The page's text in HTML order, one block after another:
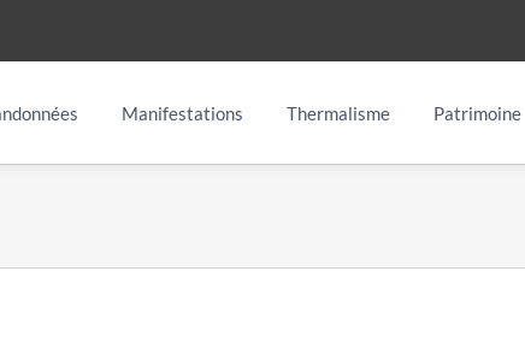
Manifestations Thermalisme Patrimoine